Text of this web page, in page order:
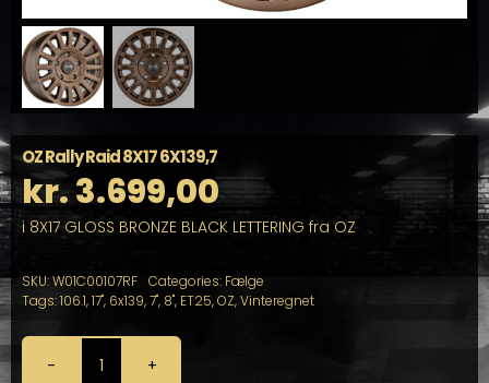
OZ Rally Raid 8X17 6X139,7
kr.3.699,00
i 8X17 GLOSS BRONZE BLACK LETTERING fra OZ
SKU:W01C00107RF Categories: Fælge
Tags:106.1,17", 6x139,7", 8", ET25,OZ,Vinteregnet
OZ